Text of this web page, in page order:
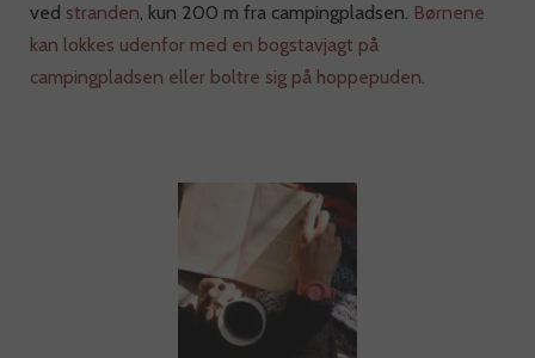
ved stranden, kun 200 m fra campingpladsen. Børnene
kan lokkes udenfor med en bogstavjagt på
campingpladsen eller boltre sig på hoppepuden.